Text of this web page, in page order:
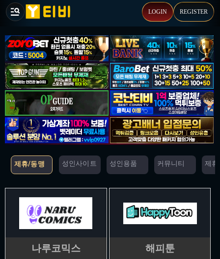
LOGIN REGISTER
제휴/동맹 성인사이트 성인용품 커뮤니티 제
나루코믹스 해피툰